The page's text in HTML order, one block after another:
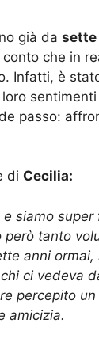
già da sette
che in
Infatti, è
passo:
di Cecilia:
siamo super
però tanto
anni
ci vedeva
percepito
amicizia.